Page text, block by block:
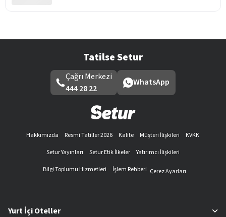
Tatilse Setur
Çağrı Merkezi
444 28 22
WhatsApp
Hakkımızda Resmi Tatiller 2026 Kalite Müşteri İlişkileri
KVKK
Setur Yayınları
Setur Etik İlkeler
Yatırımcı İlişkileri
Bilgi Toplumu Hizmetleri
İşlem Rehberi Çerez Ayarları
Yurt İçi Oteller